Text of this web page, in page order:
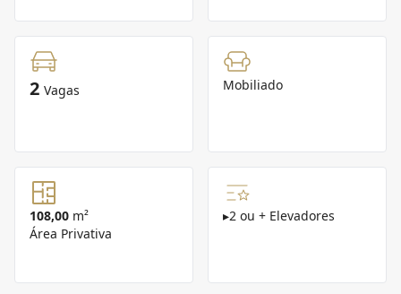
2 Vagas Mobiliado
108,00 m²
Área Privativa
▸2 ou + Elevadores